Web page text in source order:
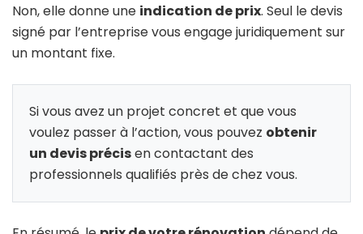
Non, elle donne une indication de prix. Seul le devis
signé par l’entreprise vous engage juridiquement sur
un montant fixe.
Si vous avez un projet concret et que vous
voulez passer à l’action, vous pouvez obtenir
un devis précisen contactant des
professionnels qualifiés près de chez vous.